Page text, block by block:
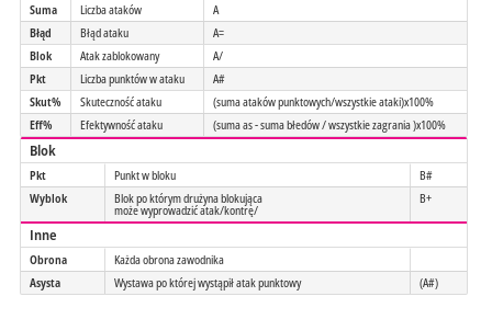
Suma Liczba ataków
A
Błąd
Błąd ataku
A=
Blok
Atak zablokowany
A/
Pkt
Liczba punktów w ataku
A#
Skut%
Skuteczność ataku
(suma ataków punktowych/wszystkie ataki)x100%
Eff%
Efektywność ataku (suma as - suma błedów / wszystkie zagrania )x100%
Blok
Pkt Punkt w bloku
B#
Wyblok
Blok po którym drużyna blokująca
może wyprowadzić atak/kontrę/
B+
Inne
Obrona
Każda obrona zawodnika
Asysta
Wystawa po której wystąpił atak punktowy (A#)